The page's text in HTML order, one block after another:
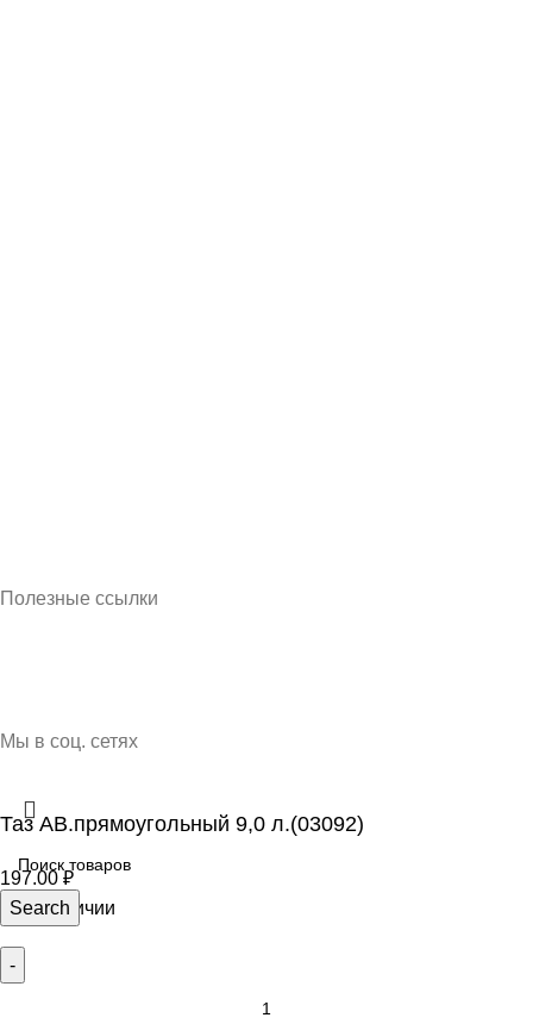
Полезные ссылки
Мы в соц. сетях
Search
Таз АВ.прямоугольный 9,0 л.(03092)
197.00 ₽
23 в наличии